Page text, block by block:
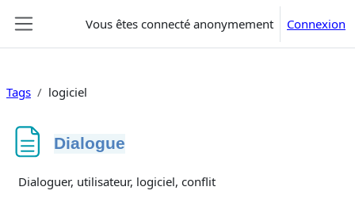
Vous êtes connecté anonymement Connexion
Tags logiciel
Dialogue
Conditions d’achèvement
Dialoguer, utilisateur, logiciel, conflit